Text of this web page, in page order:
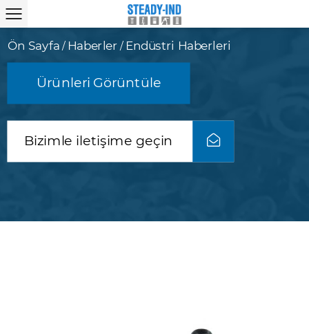
Ön Sayfa / Haberler / Endüstri Haberleri
Ürünleri Görüntüle
Bizimle iletişime geçin